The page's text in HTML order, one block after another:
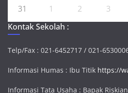
31 1 2 3
Kontak Sekolah :
Telp/Fax : 021-6452717 / 021-
Informasi Humas : Ibu Titik https://
Informasi Tata Usaha : Bapak